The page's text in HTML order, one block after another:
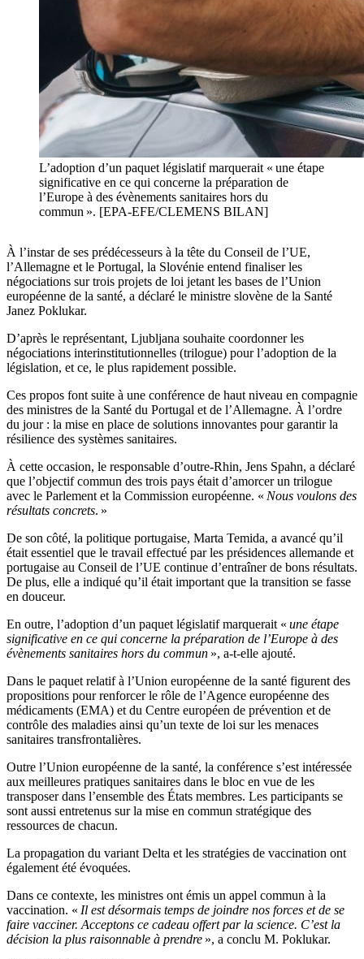
L’adoption d’un paquet législatif marquerait « une étape
significative en ce qui concerne la préparation de
l’Europe à des évènements sanitaires hors du
commun ». [EPA-EFE/CLEMENS BILAN]
À l’instar de ses prédécesseurs à la tête du Conseil de l’UE,
l’Allemagne et le Portugal, la Slovénie entend finaliser les
négociations sur trois projets de loi jetant les bases de l’Union
européenne de la santé, a déclaré le ministre slovène de la Santé
Janez Poklukar.
D’après le représentant, Ljubljana souhaite coordonner les
négociations interinstitutionnelles (trilogue) pour l’adoption de la
législation, et ce, le plus rapidement possible.
Ces propos font suite à une conférence de haut niveau en compagnie
des ministres de la Santé du Portugal et de l’Allemagne. À l’ordre
du jour : la mise en place de solutions innovantes pour garantir la
résilience des systèmes sanitaires.
À cette occasion, le responsable d’outre-Rhin, Jens Spahn, a déclaré
que l’objectif commun des trois pays était d’amorcer un trilogue
avec le Parlement et la Commission européenne. « Nous voulons des
résultats concrets. »
De son côté, la politique portugaise, Marta Temida, a avancé qu’il
était essentiel que le travail effectué par les présidences allemande et
portugaise au Conseil de l’UE continue d’entraîner de bons résultats.
De plus, elle a indiqué qu’il était important que la transition se fasse
en douceur.
En outre, l’adoption d’un paquet législatif marquerait « une étape
significative en ce qui concerne la préparation de l’Europe à des
évènements sanitaires hors du commun », a-t-elle ajouté.
Dans le paquet relatif à l’Union européenne de la santé figurent des
propositions pour renforcer le rôle de l’Agence européenne des
médicaments (EMA) et du Centre européen de prévention et de
contrôle des maladies ainsi qu’un texte de loi sur les menaces
sanitaires transfrontalières.
Outre l’Union européenne de la santé, la conférence s’est intéressée
aux meilleures pratiques sanitaires dans le bloc en vue de les
transposer dans l’ensemble des États membres. Les participants se
sont aussi entretenus sur la mise en commun stratégique des
ressources de chacun.
La propagation du variant Delta et les stratégies de vaccination ont
également été évoquées.
Dans ce contexte, les ministres ont émis un appel commun à la
vaccination. « Il est désormais temps de joindre nos forces et de se
faire vacciner. Acceptons ce cadeau offert par la science. C’est la
décision la plus raisonnable à prendre », a conclu M. Poklukar.